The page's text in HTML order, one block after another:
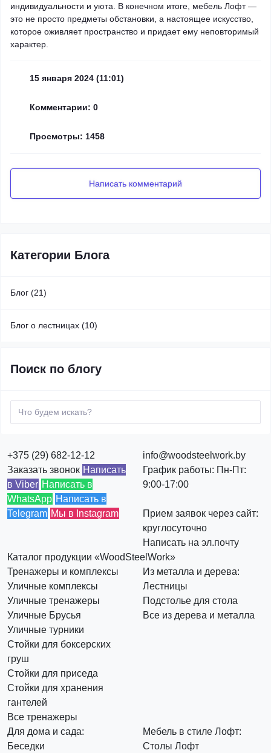
индивидуальности и уюта. В конечном итоге, мебель Лофт —
это не просто предметы обстановки, а настоящее искусство,
которое оживляет пространство и придает ему неповторимый
характер.
15 января 2024 (11:01)
Комментарии: 0
Просмотры: 1458
Написать комментарий
Категории Блога
Блог (21)
Блог о лестницах (10)
Поиск по блогу
+375 (29) 682-12-12
Заказать звонок Написать
в Viber Написать в
WhatsApp Написать в
Telegram Мы в Instagram
info@woodsteelwork.by
График работы: Пн-Пт:
9:00-17:00
Прием заявок через сайт:
круглосуточно
Написать на эл.почту
Каталог продукции «WoodSteelWork»
Тренажеры и комплексы
Уличные комплексы
Уличные тренажеры
Уличные Брусья
Уличные турники
Стойки для боксерских
груш
Стойки для приседа
Стойки для хранения
гантелей
Все тренажеры
Из металла и дерева:
Лестницы
Подстолье для стола
Все из дерева и металла
Для дома и сада:
Беседки
Мебель в стиле Лофт:
Столы Лофт